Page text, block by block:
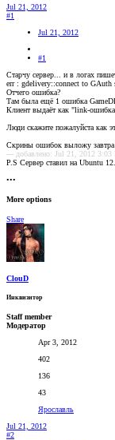
Jul 21, 2012
#1
Jul 21, 2012
#1
Cтарчу сервер... и в логах
err : gdelivery::connect to GAuth
Отчего ошибка?
Там была ещё 1 ошибка
Клиент выдаёт как "link-ошибка
Люди скажите пожалуйста
Скрины ошибок выложу завтра
--- добавлено: Jul 21, 2012 3:03
P.S Сервер ставил на Ubuntu
•••
More options
Share
ClouD
Инквизитор
Staff member
Модератор
Apr 3, 2012
402
136
43
Ярославль
Jul 21, 2012
#2